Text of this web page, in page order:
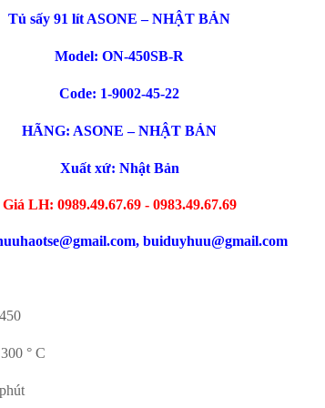
Tủ sấy 91 lít ASONE – NHẬT BẢN
Model: ON-450SB-R
Code: 1-9002-45-22
HÃNG: ASONE – NHẬT BẢN
Xuất xứ: Nhật Bản
Giá LH: 0989.49.67.69 - 0983.49.67.69
buiduyhuu@gmail.com
° C